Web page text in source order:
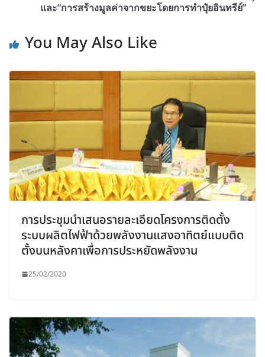
และ“การสร้างมูลค่าจากขยะโดยการทำปุ๋ยอินทรีย์”
You May Also Like
การประชุมนำเสนอรายละเอียดโครงการติดตั้ง
ระบบผลิตไฟฟ้าด้วยพลังงานแสงอาทิตย์แบบติด
ตั้งบนหลังคาเพื่อการประหยัดพลังงาน
25/02/2020